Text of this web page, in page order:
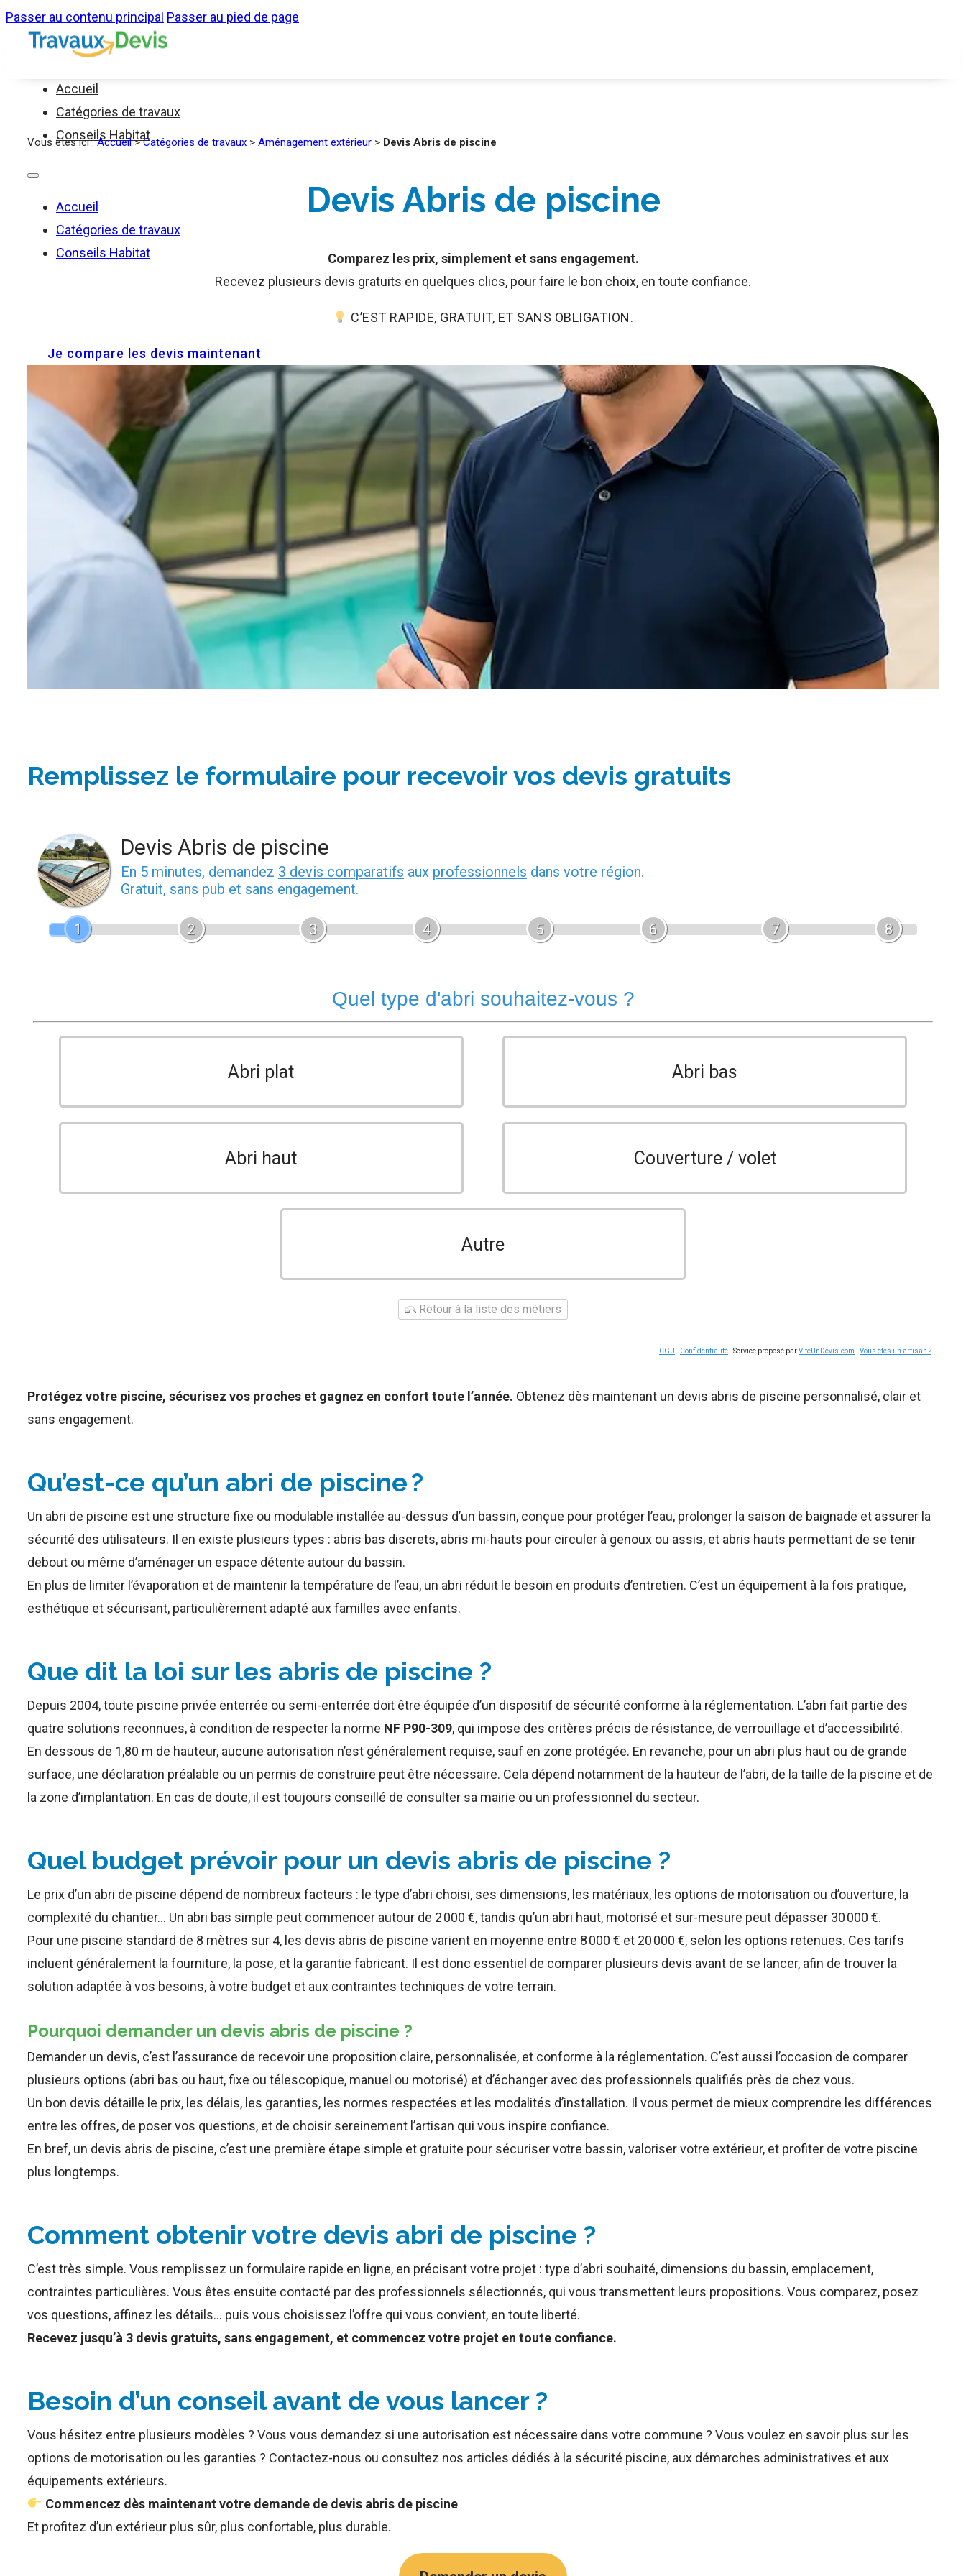
Passer au contenu principal Passer au pied de page
Accueil
Catégories de travaux
Conseils Habitat
Accueil
Catégories de travaux
Conseils Habitat
Vous êtes ici :Accueil>Catégories de travaux > Aménagement extérieur > Devis Abris de piscine
Devis Abris de piscine
Comparez les prix, simplement et sans engagement.
Recevez plusieurs devis gratuits en quelques clics, pour faire le bon choix, en toute confiance.
C’EST RAPIDE, GRATUIT, ET SANS OBLIGATION.
Je compare les devis maintenant
Remplissez le formulaire pour recevoir vos devis gratuits
Devis Abris de piscine
En 5 minutes, demandez 3 devis comparatifs aux professionnels dans votre région.
Gratuit, sans pub et sans engagement.
1 2 3 4 5 6 7 8
Quel type d'abri souhaitez-vous ?
Abri plat Abri bas
Abri haut Couverture / volet
Autre
Retour à la liste des métiers
CGU - Confidentialité- Service proposé parViteUnDevis.com -Vous êtes un artisan ?
Protégez votre piscine, sécurisez vos proches et gagnez en confort toute l’année. Obtenez dès maintenant un devis abris de piscine personnalisé, clair et
sans engagement.
Qu’est-ce qu’un abri de piscine ?
Un abri de piscine est une structure fixe ou modulable installée au-dessus d’un bassin, conçue pour protéger l’eau, prolonger la saison de baignade et assurer la
sécurité des utilisateurs. Il en existe plusieurs types : abris bas discrets, abris mi-hauts pour circuler à genoux ou assis, et abris hauts permettant de se tenir
debout ou même d’aménager un espace détente autour du bassin.
En plus de limiter l’évaporation et de maintenir la température de l’eau, un abri réduit le besoin en produits d’entretien. C’est un équipement à la fois pratique,
esthétique et sécurisant, particulièrement adapté aux familles avec enfants.
Que dit la loi sur les abris de piscine ?
Depuis 2004, toute piscine privée enterrée ou semi-enterrée doit être équipée d’un dispositif de sécurité conforme à la réglementation. L’abri fait partie des
quatre solutions reconnues, à condition de respecter la norme NF P90-309, qui impose des critères précis de résistance, de verrouillage et d’accessibilité.
En dessous de 1,80 m de hauteur, aucune autorisation n’est généralement requise, sauf en zone protégée. En revanche, pour un abri plus haut ou de grande
surface, une déclaration préalable ou un permis de construire peut être nécessaire. Cela dépend notamment de la hauteur de l’abri, de la taille de la piscine et de
la zone d’implantation. En cas de doute, il est toujours conseillé de consulter sa mairie ou un professionnel du secteur.
Quel budget prévoir pour un devis abris de piscine ?
Le prix d’un abri de piscine dépend de nombreux facteurs : le type d’abri choisi, ses dimensions, les matériaux, les options de motorisation ou d’ouverture, la
complexité du chantier… Un abri bas simple peut commencer autour de 2 000 €, tandis qu’un abri haut, motorisé et sur-mesure peut dépasser 30 000 €.
Pour une piscine standard de 8 mètres sur 4, les devis abris de piscine varient en moyenne entre 8 000 € et 20 000 €, selon les options retenues. Ces tarifs
incluent généralement la fourniture, la pose, et la garantie fabricant. Il est donc essentiel de comparer plusieurs devis avant de se lancer, afin de trouver la
solution adaptée à vos besoins, à votre budget et aux contraintes techniques de votre terrain.
Pourquoi demander un devis abris de piscine ?
Demander un devis, c’est l’assurance de recevoir une proposition claire, personnalisée, et conforme à la réglementation. C’est aussi l’occasion de comparer
plusieurs options (abri bas ou haut, fixe ou télescopique, manuel ou motorisé) et d’échanger avec des professionnels qualifiés près de chez vous.
Un bon devis détaille le prix, les délais, les garanties, les normes respectées et les modalités d’installation. Il vous permet de mieux comprendre les différences
entre les offres, de poser vos questions, et de choisir sereinement l’artisan qui vous inspire confiance.
En bref, un devis abris de piscine, c’est une première étape simple et gratuite pour sécuriser votre bassin, valoriser votre extérieur, et profiter de votre piscine
plus longtemps.
Comment obtenir votre devis abri de piscine ?
C’est très simple. Vous remplissez un formulaire rapide en ligne, en précisant votre projet : type d’abri souhaité, dimensions du bassin, emplacement,
contraintes particulières. Vous êtes ensuite contacté par des professionnels sélectionnés, qui vous transmettent leurs propositions. Vous comparez, posez
vos questions, affinez les détails… puis vous choisissez l’offre qui vous convient, en toute liberté.
Recevez jusqu’à 3 devis gratuits, sans engagement, et commencez votre projet en toute confiance.
Besoin d’un conseil avant de vous lancer ?
Vous hésitez entre plusieurs modèles ? Vous vous demandez si une autorisation est nécessaire dans votre commune ? Vous voulez en savoir plus sur les
options de motorisation ou les garanties ? Contactez-nous ou consultez nos articles dédiés à la sécurité piscine, aux démarches administratives et aux
équipements extérieurs.
Commencez dès maintenant votre demande de devis abris de piscine
Et profitez d’un extérieur plus sûr, plus confortable, plus durable.